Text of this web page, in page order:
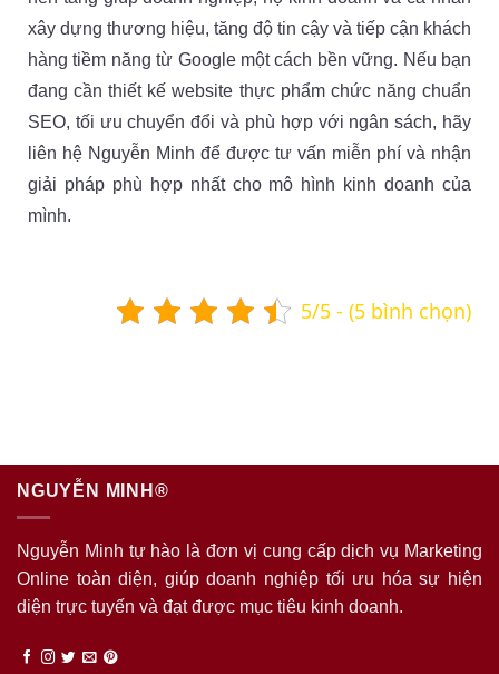
toàn.
xây dựng thương hiệu, tăng độ tin cậy và tiếp cận khách
hàng tiềm năng từ Google một cách bền vững. Nếu bạn
đang cần thiết kế website thực phẩm chức năng chuẩn
SEO, tối ưu chuyển đổi và phù hợp với ngân sách, hãy
liên hệ Nguyễn Minh để được tư vấn miễn phí và nhận
giải pháp phù hợp nhất cho mô hình kinh doanh của
mình.
5/5 - (5 bình chọn)
NGUYỄN MINH®
Nguyễn Minh tự hào là đơn vị cung cấp dịch vụ Marketing
Online toàn diện, giúp doanh nghiệp tối ưu hóa sự hiện
diện trực tuyến và đạt được mục tiêu kinh doanh.